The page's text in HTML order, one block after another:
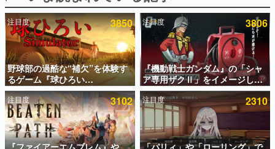
電ファミのいま読まれている記事ランキング
アプリセール情報
インタビュー
連載・特集一覧
殿堂入り記事
SNS拡散数が数千以上！ ページビュー数万以上！ などな
注目度 3850
野球部の過酷な“補欠”を体験す
るゲーム『球ひろい
Simulator』が「1件」のウィッ
シュリストをもとにチェコ語に
対応しSNSで話題に。『キング
ダム・カム』開発元やチェコの
プロ野球選手から称賛の声
注目度 3806
『機動戦士ガンダム』の「シャ
ア専用ザクⅡ」をイメージした
散水ホースリールが予約開始。
本体にはシャアのパーソナルマ
ークやジオン公国軍のエンブレ
ム、型式番号などを配置
注目度 3102
『ファイアーエムブレム』や
注目度 2310
「パリィ」や「ローリング」で